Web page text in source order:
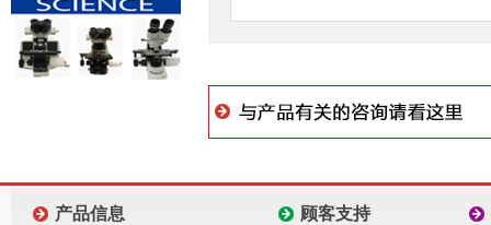
产品信息 顾客支持